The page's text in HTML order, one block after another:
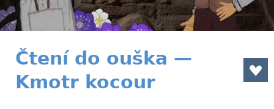
Čtení do ouška —
Kmotr kocour